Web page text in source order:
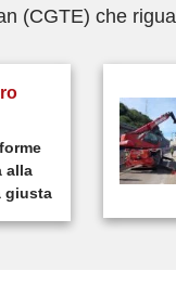
(CGTE) che
alla
giusta